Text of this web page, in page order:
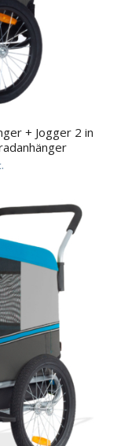
+ Jogger 2 in